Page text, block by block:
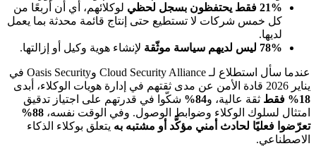
21% فقط يحتفظون بسجل لحظي
لوكلائهم، أي أن أربعًا من
كل خمس شركات لا تستطيع حتى إنتاج قائمة محدثة بما يعمل
لديها.
78% ليس لديهم سياسة موثّقة
لإنشاء هوية وكيل أو إزالتها.
عندما سأل استطلاع لـ Cloud Security Alliance وOasis Security في
يناير 2026 قادة الأمن عن مدى ثقتهم في إدارة هويات الوكلاء، أبدى
18% فقط
ثقة عالية، و 84%
شكّوا في قدرتهم على اجتياز تدقيق
امتثال لسلوك الوكلاء وضوابط الوصول. وفي الوقت نفسه،
88%
تعرّضوا فعليًا لحادث أمني مؤكَّد أو مشتبه بهيتعلق بوكلاء الذكاء
الاصطناعي.